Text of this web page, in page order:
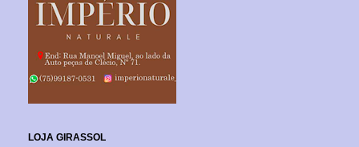
LOJA GIRASSOL